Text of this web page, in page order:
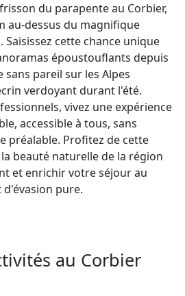
du parapente au Corbier,
au-dessus du magnifique
Saisissez cette chance unique
époustouflants depuis
pareil sur les Alpes
verdoyant durant l'été.
vivez une expérience
accessible à tous, sans
préalable. Profitez de cette
beauté naturelle de la région
et enrichir votre séjour au
pure.
au Corbier